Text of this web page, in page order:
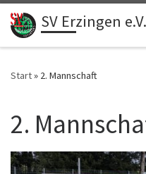
Zum Inhalt springen
SV Erzingen e.V.
Start» 2. Mannschaft
2.